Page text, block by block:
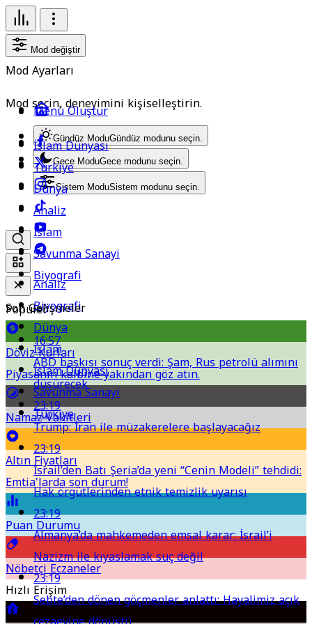
Mod değiştir
Mod Ayarları
Mod seçin, deneyimini kişiselleştirin.
Gündüz ModuGündüz modunu seçin.
Gece ModuGece modunu seçin.
Sistem ModuSistem modunu seçin.
Popüler
Döviz Kurları
Piyasanın kalbine yakından göz atın.
Namaz Vakitleri
Altın Fiyatları
Emtia'larda son durum!
Puan Durumu
Nöbetçi Eczaneler
Hızlı Erişim
Menü Oluştur
Analiz
Biyografi
Dünya
İslam
İslam Dünyası
Savunma Sanayi
Türkiye
İslam Dünyası
Türkiye
Dünya
Analiz
İslam
Savunma Sanayi
Biyografi
Son Gelişmeler
16:57
ABD baskısı sonuç verdi: Şam, Rus petrolü alımını
düşürecek
23:19
Trump: İran ile müzakerelere başlayacağız
23:19
İsrail’den Batı Şeria’da yeni “Cenin Modeli” tehdidi:
Hak örgütlerinden etnik temizlik uyarısı
23:19
Almanya’da mahkemeden emsal karar: İsrail’i
Nazizm ile kıyaslamak suç değil
23:19
Sebte’den dönen göçmenler anlattı: Hayalimiz açık